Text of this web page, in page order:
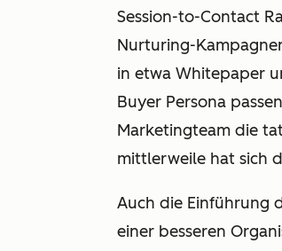
Session-to-Contact
Nurturing-
in etwa Whitepaper
Buyer Persona
Marketingteam die
mittlerweile hat sich
Auch die Einführung
einer besseren